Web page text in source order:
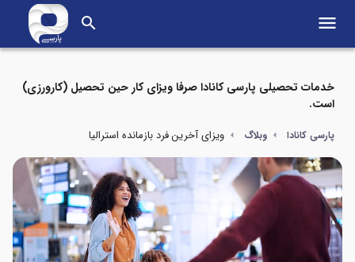
search menu
خدمات تحصیلی پارسی کانادا صرفا ویزای کار حین تحصیل (کارورزی)
است.
پارسی کانادا وبلاگ ویزای آخرین فرد بازمانده استرالیا